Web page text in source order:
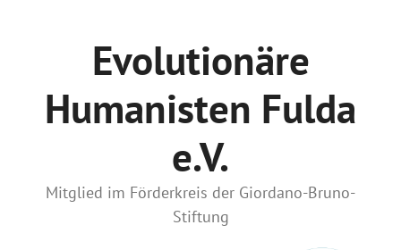
Evolutionäre
Humanisten Fulda
e.V.
Mitglied im Förderkreis der Giordano-Bruno-
Stiftung